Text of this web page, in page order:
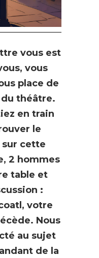
vous est
vous
place de
du théâtre.
en train
le
cette
2 hommes
table et
:
votre
Nous
au sujet
de la